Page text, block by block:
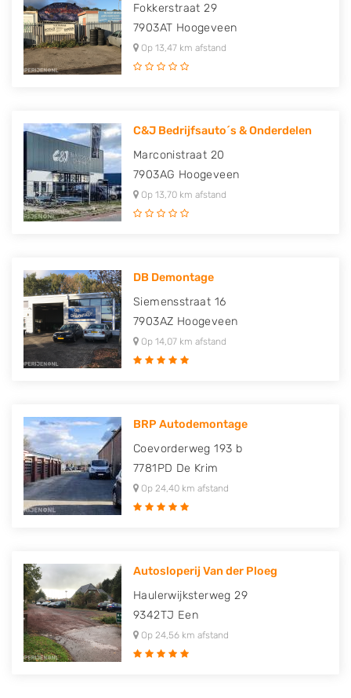
Fokkerstraat 29
7903AT Hoogeveen
Op 13,47 km afstand
C&J Bedrijfsauto´s & Onderdelen
Marconistraat 20
7903AG Hoogeveen
Op 13,70 km afstand
DB Demontage
Siemensstraat 16
7903AZ Hoogeveen
Op 14,07 km afstand
BRP Autodemontage
Coevorderweg 193 b
7781PD De Krim
Op 24,40 km afstand
Autosloperij Van der Ploeg
Haulerwijksterweg 29
9342TJ Een
Op 24,56 km afstand